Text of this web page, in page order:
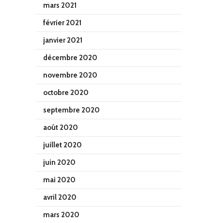
mars 2021
février 2021
janvier 2021
décembre 2020
novembre 2020
octobre 2020
septembre 2020
août 2020
juillet 2020
juin 2020
mai 2020
avril 2020
mars 2020